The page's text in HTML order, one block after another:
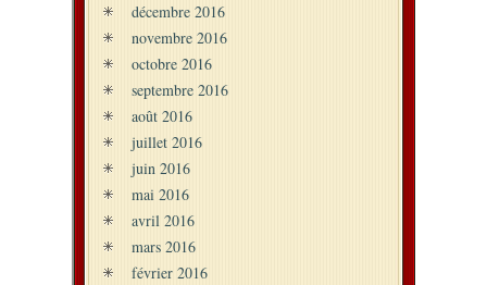
décembre 2016
novembre 2016
octobre 2016
septembre 2016
août 2016
juillet 2016
juin 2016
mai 2016
avril 2016
mars 2016
février 2016